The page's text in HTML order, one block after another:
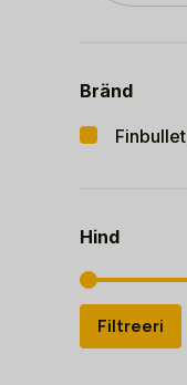
Bränd
Finbullet
Hind
Minimaalne
hind
Maksimaalne
hind
Filtreeri